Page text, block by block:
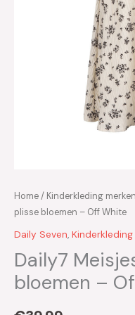
Home/ Kinderkleding merken
plisse bloemen – Off White
Daily Seven,
Daily7
bloemen –